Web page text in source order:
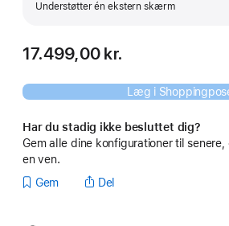
Understøtter én ekstern skærm
17.499,00 kr.
Læg i
Har du stadig ikke besluttet dig?
Gem alle dine konfigurationer til
en ven.
Gem
Del